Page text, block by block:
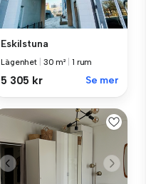
Eskilstuna
Lägenhet 30 m² 1 rum
5 305 kr Se mer